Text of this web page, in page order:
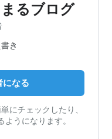
るブログ
き
になる
にチェックしたり、
うになります。